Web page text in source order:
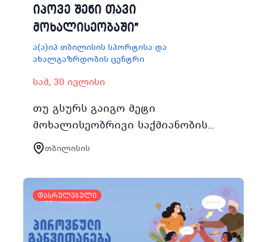
იპოვე შენი თავი
მოხალისეობაში"
ა(ა)იპ თბილისის სპორტისა და
ახალგაზრდობის ცენტრი
სამ, 30 ივლისი
თუ გსურს გაიგო მეტი
მოხალისეობრივი საქმიანობის
შესახებ არ გამოტოვო
შესაძლებლობა ჩაერთო TSYCის
Find Yourself in Volunteeringში
თბილისის სპორტისა და ახა…
თბილისის
დასრულებული